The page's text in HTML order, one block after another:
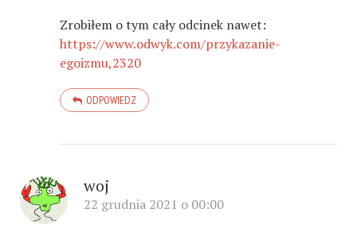
Zrobiłem o tym cały odcinek nawet:
https://www.odwyk.com/przykazanie-
egoizmu,2320
ODPOWIEDZ
woj
22 grudnia 2021 o 00:00